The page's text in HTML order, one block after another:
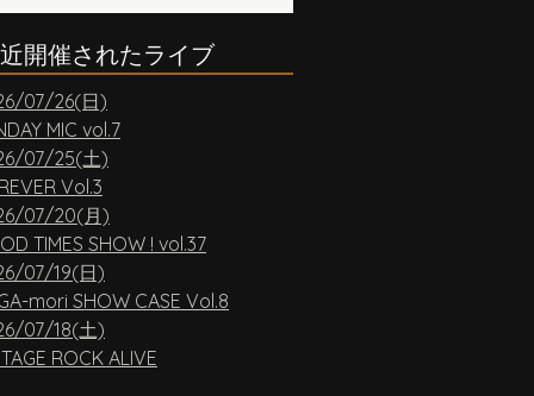
開催されたライブ
07/26(日)
MIC vol.7
07/25(土)
Vol.3
07/20(月)
TIMES SHOW ! vol.37
07/19(日)
mori SHOW CASE Vol.8
07/18(土)
ROCK ALIVE